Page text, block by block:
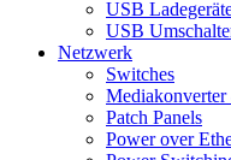
USB
USB
Netzwerk
Switches
Patch Panels
Power over